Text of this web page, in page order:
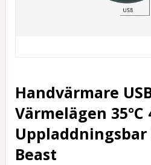
Handvärmare
Värmelägen 35°C
Beast